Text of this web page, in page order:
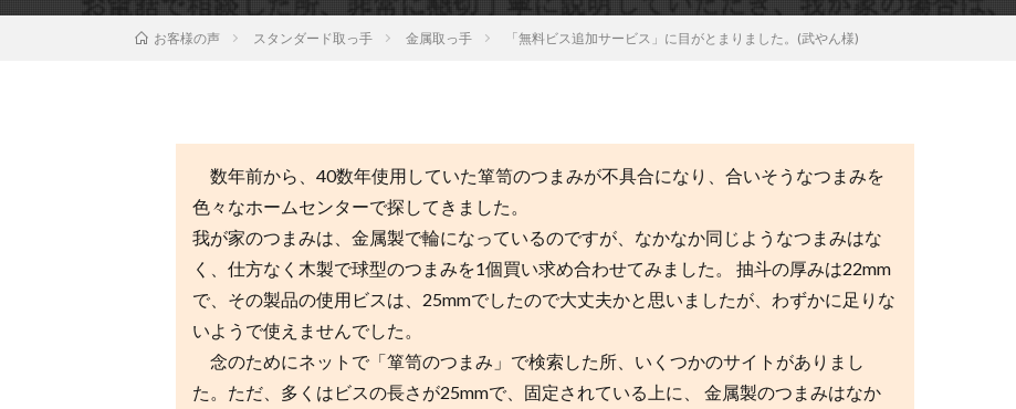
お客様の声 スタンダード取っ手 金属取っ手 「無料ビス追加サービス」に目がとまりました。(武やん様)
数年前から、40数年使用していた箪笥のつまみが不具合になり、合いそうなつまみを
色々なホームセンターで探してきました。
我が家のつまみは、金属製で輪になっているのですが、なかなか同じようなつまみはな
く、仕方なく木製で球型のつまみを1個買い求め合わせてみました。 抽斗の厚みは22mm
で、その製品の使用ビスは、25mmでしたので大丈夫かと思いましたが、わずかに足りな
いようで使えませんでした。
念のためにネットで「箪笥のつまみ」で検索した所、いくつかのサイトがありまし
た。ただ、多くはビスの長さが25mmで、固定されている上に、 金属製のつまみはなか